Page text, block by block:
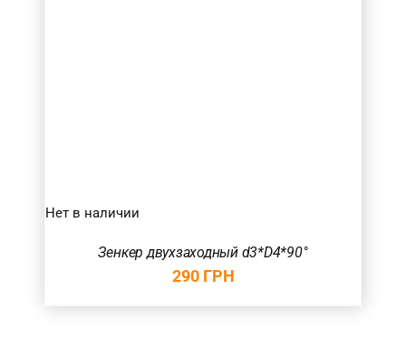
Нет в наличии
Зенкер двухзаходный d3*D4*90°
290 ГРН